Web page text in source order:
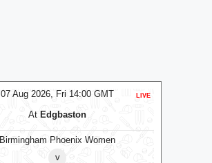
07 Aug 2026, Fri 14:00 GMT LIVE
At Edgbaston
Birmingham Phoenix Women
v